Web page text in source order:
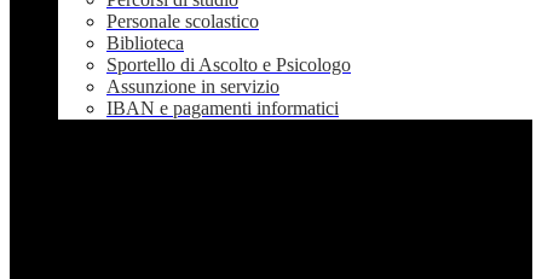
Personale scolastico
Biblioteca
Sportello di Ascolto e Psicologo
Assunzione in servizio
IBAN e pagamenti informatici